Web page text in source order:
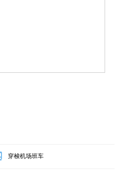
穿梭机场班车